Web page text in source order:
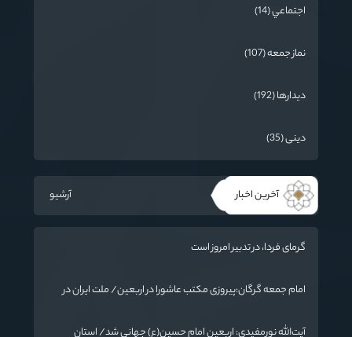
اجتماعي (14)
نماز جمعه (107)
دیدارها (192)
دینی (35)
آخرین اخبار آرشیو
گرمای فردا، در تدبیر امروز است
امام جمعه گرگان:پیروزی مکتب عاشورا در اربعین/ ملت ایران در
آیت‌الله نورمفیدی: اربعین امام حسین(ع) جهانی شد/ استان